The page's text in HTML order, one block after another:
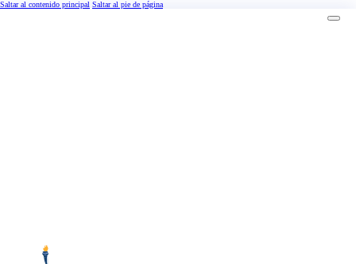
Saltar al contenido principal Saltar al pie de página